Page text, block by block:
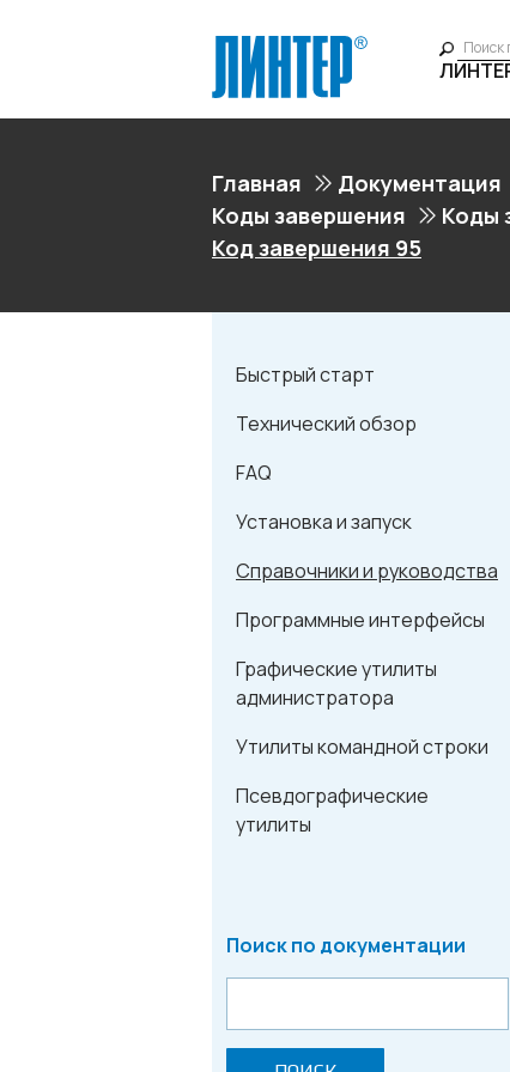
Главная Документация
Коды завершения
Коды
Код завершения 95
Быстрый старт
Технический обзор
FAQ
Установка и запуск
Справочники и руководства
Программные интерфейсы
Графические утилиты
администратора
Утилиты командной строки
Псевдографические
утилиты
Поиск по документации